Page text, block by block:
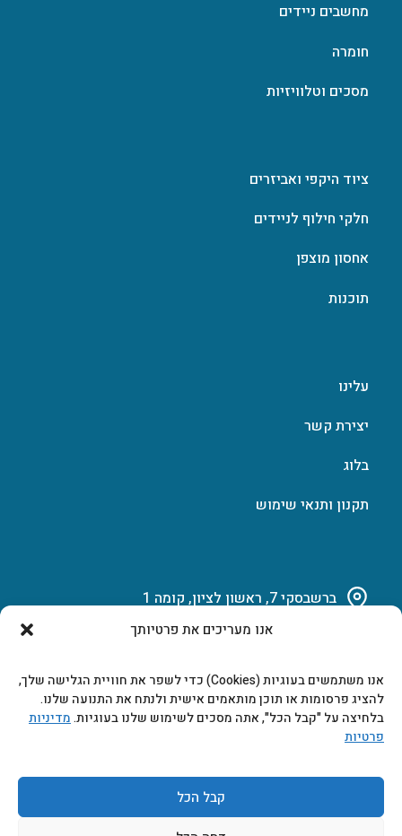
אנו מעריכים את פרטיותך
אנו משתמשים בעוגיות (Cookies) כדי לשפר את חוויית הגלישה שלך,
להציג פרסומות או תוכן מותאמים אישית ולנתח את התנועה שלנו.
בלחיצה על "קבל הכל", אתה מסכים לשימוש שלנו בעוגיות.מדיניות
פרטיות
קבל הכל
מחשבים ניידים
חומרה
מסכים וטלוויזיות
ציוד היקפי ואביזרים
חלקי חילוף לניידים
אחסון מוצפן
תוכנות
עלינו
יצירת קשר
בלוג
תקנון ותנאי שימוש
ברשבסקי 7, ראשון לציון, קומה 1
marketing@b-tech.co.il